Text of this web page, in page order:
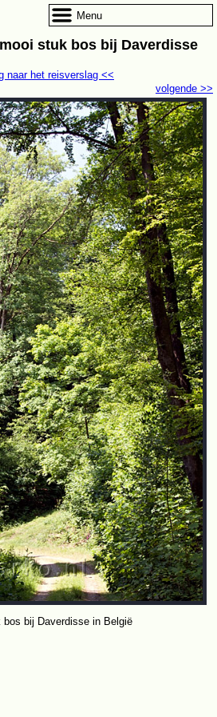
stuk bos bij Daverdisse
volgende >>
naar het reisverslag <<
bij Daverdisse in België
Menu